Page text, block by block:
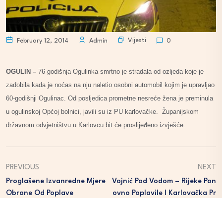
February 12, 2014 Admin Vijesti 0
OGULIN – 76-godišnja Ogulinka smrtno je stradala od ozljeda koje je
zadobila kada je noćas na nju naletio osobni automobil kojim je upravljao
60-godišnji Ogulinac. Od posljedica prometne nesreće žena je preminula
u ogulinskoj Općoj bolnici, javili su iz PU karlovačke. Županijskom
državnom odvjetništvu u Karlovcu bit će proslijeđeno izvješće.
PREVIOUS
Proglašene Izvanredne Mjere
Obrane Od Poplave
NEXT
Vojnić Pod Vodom – Rijeke Pon
Ovno Poplavile I Karlovačka Pr